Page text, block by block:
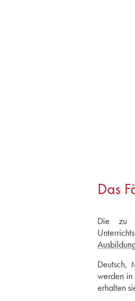
Das
Die zu
Deutsch,
werden in
erhalten